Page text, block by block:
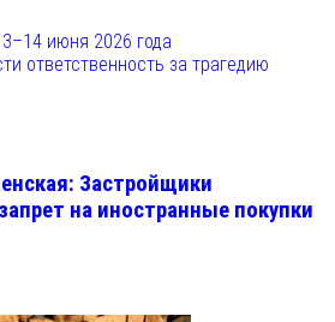
июня 2026 года
ответственность за трагедию
Застройщики
на иностранные покупки